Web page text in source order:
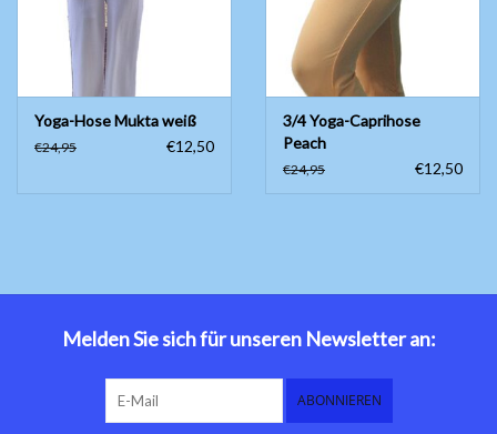
Yoga-Hose Mukta weiß
€24,95 €12,50
3/4 Yoga-Caprihose
Peach
€24,95 €12,50
Melden Sie sich für unseren Newsletter an:
ABONNIEREN